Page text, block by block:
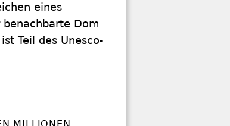
eines
Dom
Teil des Unesco-